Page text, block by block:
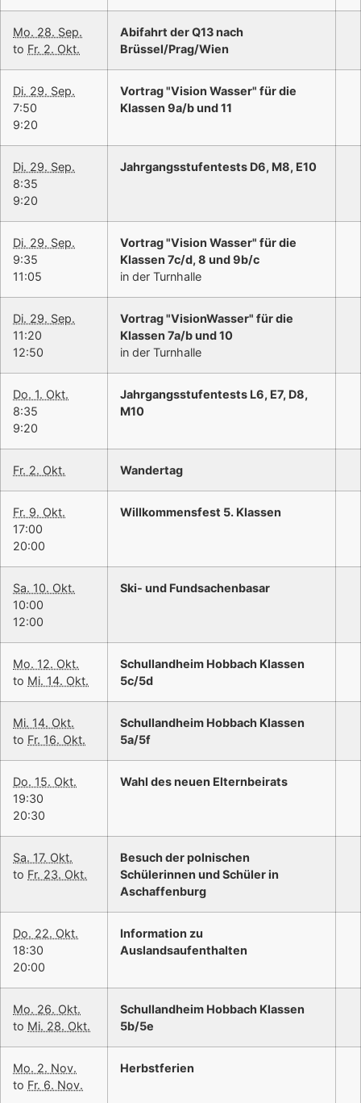
Mo. 28. Sep.
to Fr. 2. Okt.
Abifahrt der Q13 nach
Brüssel/Prag/Wien
Di. 29. Sep.
7:50
9:20
Vortrag "Vision Wasser" für die
Klassen 9a/b und 11
Di. 29. Sep.
8:35
9:20
Jahrgangsstufentests D6, M8, E10
Di. 29. Sep.
9:35
11:05
Vortrag "Vision Wasser" für die
Klassen 7c/d, 8 und 9b/c
in der Turnhalle
Di. 29. Sep.
11:20
12:50
Vortrag "VisionWasser" für die
Klassen 7a/b und 10
in der Turnhalle
Do. 1. Okt.
8:35
9:20
Jahrgangsstufentests L6, E7, D8,
M10
Fr. 2. Okt. Wandertag
Fr. 9. Okt.
17:00
20:00
Willkommensfest 5. Klassen
Sa. 10. Okt.
10:00
12:00
Ski- und Fundsachenbasar
Mo. 12. Okt.
to Mi. 14. Okt.
Schullandheim Hobbach Klassen
5c/5d
Mi. 14. Okt.
to Fr. 16. Okt.
Schullandheim Hobbach Klassen
5a/5f
Do. 15. Okt.
19:30
20:30
Wahl des neuen Elternbeirats
Sa. 17. Okt.
to Fr. 23. Okt.
Besuch der polnischen
Schülerinnen und Schüler in
Aschaffenburg
Do. 22. Okt.
18:30
20:00
Information zu
Auslandsaufenthalten
Mo. 26. Okt.
to Mi. 28. Okt.
Schullandheim Hobbach Klassen
5b/5e
Mo. 2. Nov.
to Fr. 6. Nov.
Herbstferien